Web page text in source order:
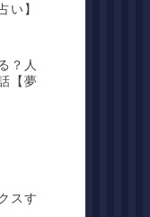
い】
？人
【夢
スす